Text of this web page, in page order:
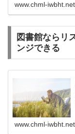
www.chml-iwbht.net
図書館ならリ
ンジできる
www.chml-iwbht.net